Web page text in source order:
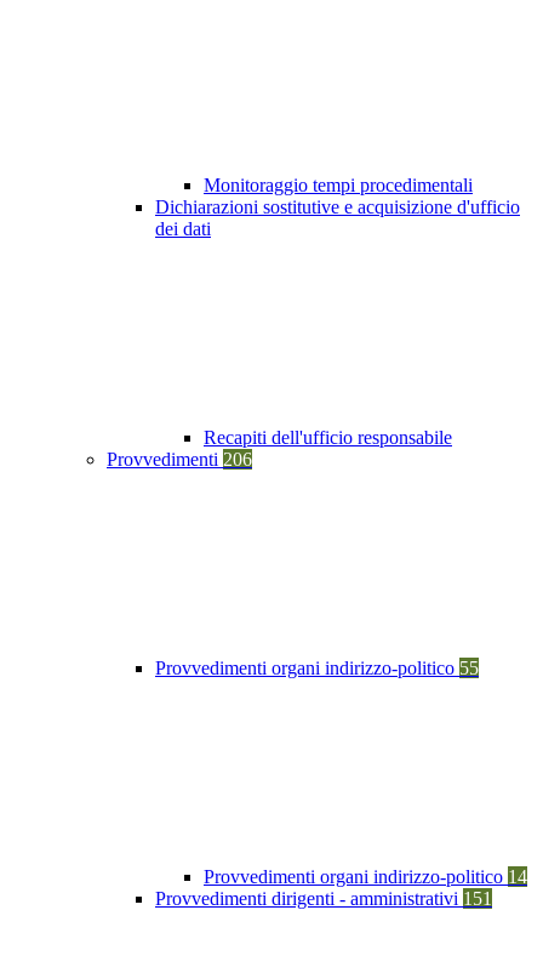
Monitoraggio tempi procedimentali
Dichiarazioni sostitutive e acquisizione d'ufficio
dei dati
Recapiti dell'ufficio responsabile
Provvedimenti 206
Provvedimenti organi indirizzo-politico 55
Provvedimenti organi indirizzo-politico 14
Provvedimenti dirigenti - amministrativi 151